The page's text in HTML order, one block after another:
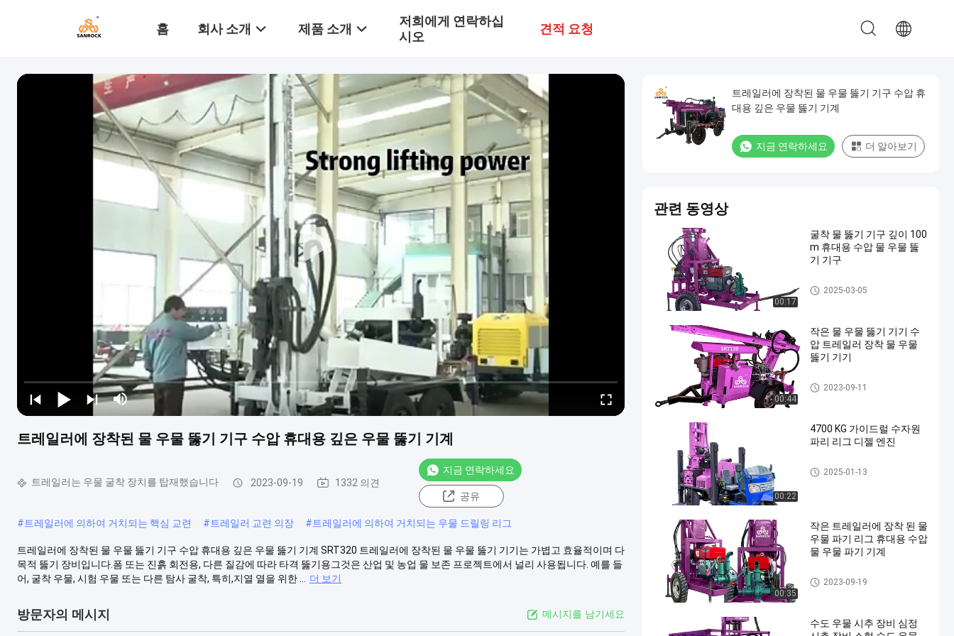
홈 회사 소개 제품 소개
저희에게 연락하십
시오
견적 요청
트레일러에 장착된 물 우물 뚫기 기구 수압 휴대용 깊은 우물 뚫기 기계
트레일러는 우물 굴착 장치를 탑재했습니다 2023-09-19 1332 의견
지금 연락하세요
공유
#트레일러에 의하여 거치되는 핵심 교련 #트레일러 교련 의장 #트레일러에 의하여 거치되는 우물 드릴링 리그
트레일러에 장착된 물 우물 뚫기 기구 수압 휴대용 깊은 우물 뚫기 기계 SRT320 트레일러에 장착된 물 우물 뚫기 기기는 가볍고 효율적이며 다
목적 뚫기 장비입니다.폼 또는 진흙 회전용, 다른 질감에 따라 타격 뚫기용그것은 산업 및 농업 물 보존 프로젝트에서 널리 사용됩니다. 예를 들
어, 굴착 우물, 시험 우물 또는 다른 탐사 굴착, 특히,지열 열을 위한 ...
더 보기
방문자의 메시지 메시지를 남기세요
트레일러에 장착된 물 우물 뚫기 기구 수압 휴
대용 깊은 우물 뚫기 기계
지금 연락하세요 더 알아보기
관련 동영상
00:17
굴착 물 뚫기 기구 깊이 100
m 휴대용 수압 물 우물 뚫
기 기구
트레일러는 우물 굴착 장치를
탑재했습니다
2025-03-05
00:44
작은 물 우물 뚫기 기기 수
압 트레일러 장착 물 우물
뚫기 기기
트레일러는 우물 굴착 장치를
탑재했습니다
2023-09-11
00:22
4700 KG 가이드럴 수자원
파리 리그 디젤 엔진
트레일러는 우물 굴착 장치를
탑재했습니다
2025-01-13
00:35
작은 트레일러에 장착 된 물
우물 파기 리그 휴대용 수압
물 우물 파기 기계
트레일러는 우물 굴착 장치를
탑재했습니다
2023-09-19
수도 우물 시추 장비 심정